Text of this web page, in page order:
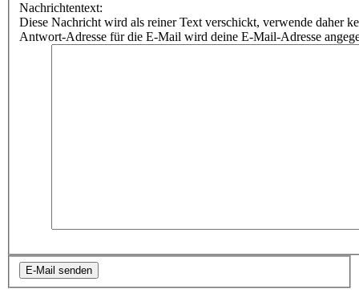
Nachrichtentext:
Diese Nachricht wird als reiner Text verschickt, verwende daher
Antwort-Adresse für die E-Mail wird deine E-Mail-Adresse